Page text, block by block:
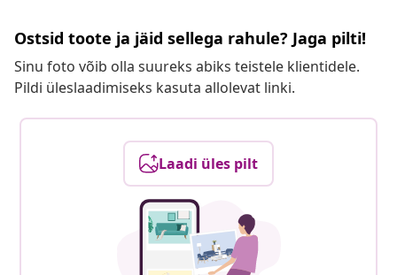
Ostsid toote ja jäid sellega rahule? Jaga pilti!
Sinu foto võib olla suureks abiks teistele klientidele.
Pildi üleslaadimiseks kasuta allolevat linki.
Laadi üles pilt